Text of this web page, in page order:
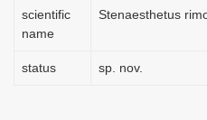
scientific
name
Stenaesthetus
status sp. nov.